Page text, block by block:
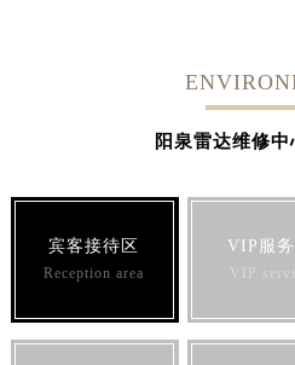
阳泉雷达维修
宾客接待区
Reception area
VIP服务
VIP